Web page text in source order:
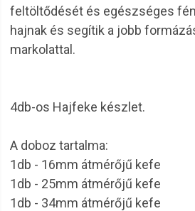
feltöltődését és egészséges
hajnak és segítik a jobb
markolattal.
4db-os Hajfeke készlet.
A doboz tartalma:
1db - 16mm átmérőjű kefe
1db - 25mm átmérőjű kefe
1db - 34mm átmérőjű kefe